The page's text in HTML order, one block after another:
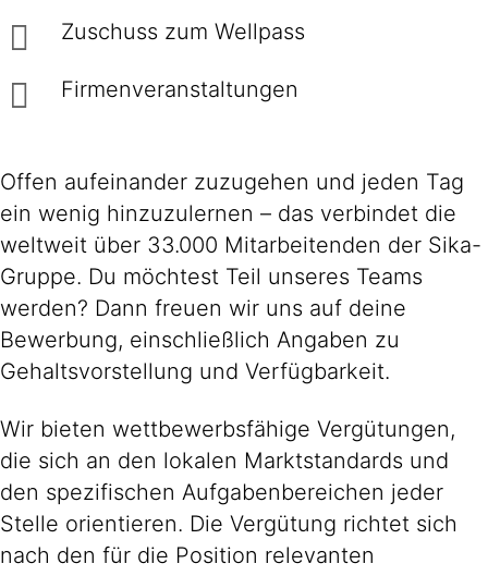
Zuschuss zum Wellpass
Firmenveranstaltungen
Offen aufeinander zuzugehen und jeden Tag
ein wenig hinzuzulernen – das verbindet die
weltweit über 33.000 Mitarbeitenden der Sika-
Gruppe. Du möchtest Teil unseres Teams
werden? Dann freuen wir uns auf deine
Bewerbung, einschließlich Angaben zu
Gehaltsvorstellung und Verfügbarkeit.
Wir bieten wettbewerbsfähige Vergütungen,
die sich an den lokalen Marktstandards und
den spezifischen Aufgabenbereichen jeder
Stelle orientieren. Die Vergütung richtet sich
nach den für die Position relevanten